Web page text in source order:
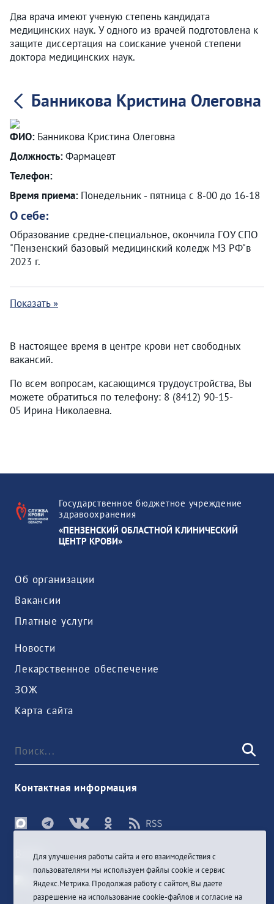
Два врача имеют ученую степень кандидата
медицинских наук. У одного из врачей подготовлена к
защите диссертация на соискание ученой степени
доктора медицинских наук.
Банникова Кристина Олеговна
ФИО: Банникова Кристина Олеговна
Должность:Фармацевт
Телефон:
Время приема: Понедельник - пятница с 8-00 до 16-18
О себе:
Образование средне-специальное, окончила ГОУ СПО
"Пензенский базовый медицинский коледж МЗ РФ"в
2023 г.
Показать »
В настоящее время в центре крови нет свободных
вакансий.
По всем вопросам, касающимся трудоустройства, Вы
можете обратиться по телефону: 8 (8412) 90-15-
05 Ирина Николаевна.
Государственное бюджетное учреждение
здравоохранения
«ПЕНЗЕНСКИЙ ОБЛАСТНОЙ КЛИНИЧЕСКИЙ
ЦЕНТР КРОВИ»
Об организации
Вакансии
Платные услуги
Новости
Лекарственное обеспечение
ЗОЖ
Карта сайта
Контактная информация
ВойтиДля улучшения работы сайта и его взаимодействия с
пользователями мы используем файлы cookie и сервис
Яндекс.Метрика. Продолжая работу с сайтом, Вы даете
разрешение на использование cookie-файлов и согласие на